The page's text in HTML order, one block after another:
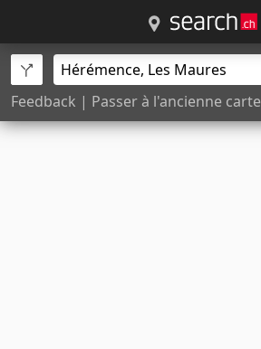
Feedback | Passer à l'ancienne carte